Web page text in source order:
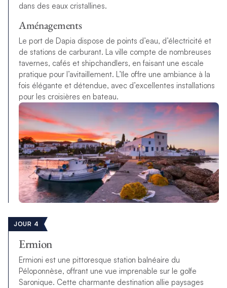
dans des eaux cristallines.
Aménagements
Le port de Dapia dispose de points d’eau, d’électricité et
de stations de carburant. La ville compte de nombreuses
tavernes, cafés et shipchandlers, en faisant une escale
pratique pour l’avitaillement. L’île offre une ambiance à la
fois élégante et détendue, avec d’excellentes installations
pour les croisières en bateau.
JOUR 4
Ermion
Ermioni est une pittoresque station balnéaire du
Péloponnèse, offrant une vue imprenable sur le golfe
Saronique. Cette charmante destination allie paysages